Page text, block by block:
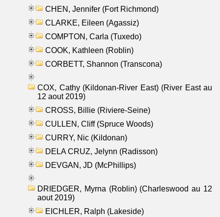
CHEN, Jennifer (Fort Richmond)
CLARKE, Eileen (Agassiz)
COMPTON, Carla (Tuxedo)
COOK, Kathleen (Roblin)
CORBETT, Shannon (Transcona)
COX, Cathy (Kildonan-River East) (River East au
12 aout 2019)
CROSS, Billie (Riviere-Seine)
CULLEN, Cliff (Spruce Woods)
CURRY, Nic (Kildonan)
DELA CRUZ, Jelynn (Radisson)
DEVGAN, JD (McPhillips)
DRIEDGER, Myrna (Roblin) (Charleswood au 12
aout 2019)
EICHLER, Ralph (Lakeside)